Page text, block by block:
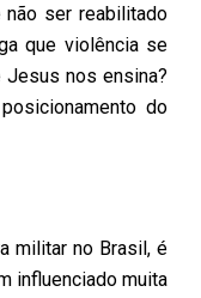
ser reabilitado
que violência se
nos ensina?
do
militar no Brasil, é
influenciado muita